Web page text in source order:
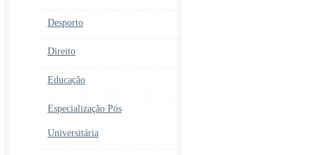
Desporto
Direito
Educação
Especialização Pós
Universitária